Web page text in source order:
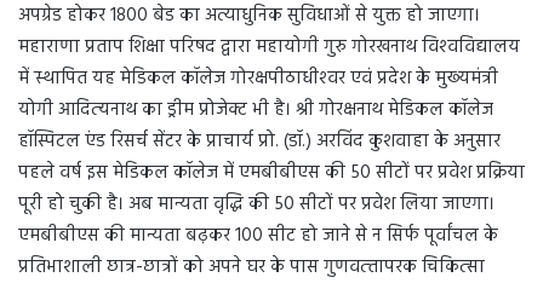
अपग्रेड होकर 1800 बेड का अत्याधुनिक सुविधाओं से युक्त हो जाएगा।
महाराणा प्रताप शिक्षा परिषद द्वारा महायोगी गुरु गोरखनाथ विश्‍वविद्यालय
में स्‍थापित यह मेडिकल कॉलेज गोरक्षपीठाधीश्‍वर एवं प्रदेश के मुख्‍यमंत्री
योगी आदित्‍यनाथ का ड्रीम प्रोजेक्‍ट भी है। श्री गोरक्षनाथ मेडिकल कॉलेज
हॉस्पिटल एंड रिसर्च सेंटर के प्राचार्य प्रो. (डॉ.) अरविंद कुशवाहा के अनुसार
पहले वर्ष इस मेडिकल कॉलेज में एमबीबीएस की 50 सीटों पर प्रवेश प्रक्रिया
पूरी हो चुकी है। अब मान्यता वृद्धि की 50 सीटों पर प्रवेश लिया जाएगा।
एमबीबीएस की मान्यता बढ़कर 100 सीट हो जाने से न‍ सिर्फ पूर्वांचल के
प्रतिभाशाली छात्र-छात्रों को अपने घर के पास गुणवत्‍तापरक चिकित्‍सा